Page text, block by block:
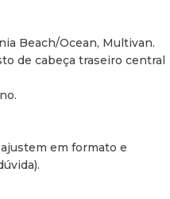
Beach/Ocean, Multivan.
de cabeça traseiro central
em formato e